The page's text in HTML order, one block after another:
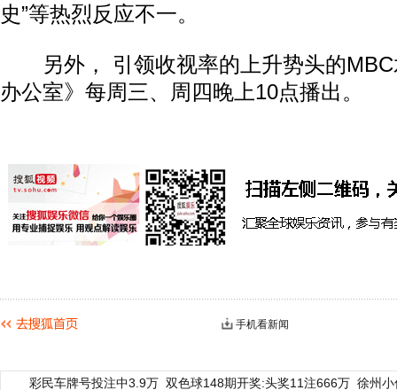
史”等热烈反应不一。
另外， 引领收视率的上升势头的MBC
办公室》每周三、周四晚上10点播出。
手机看新闻
彩民车牌号投注中3.9万 双色球148期开奖:头奖11注666万 徐州